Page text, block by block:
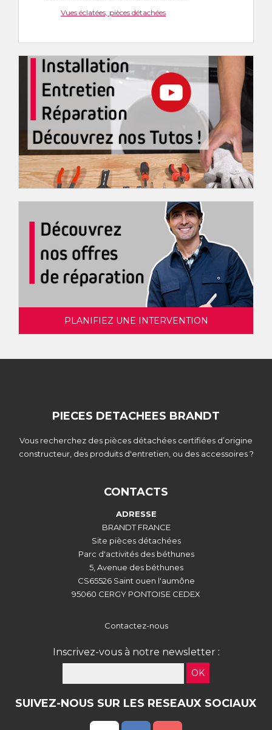
Vues éclatées, pièces détachées
PLANIFIEZ UNE INTERVENTION
PIECES DETACHEES BRANDT
Vous recherchez des pièces détachées certifiées d’origine
constructeur, des produits d'entretien, ou des accessoires ?
CONTACTS
ADRESSE
BRANDT FRANCE
Site pièces détachées
Parc d'activités des béthunes
5, Avenue des béthunes
CS65526 Saint ouen l'aumône
95060 CERGY PONTOISE CEDEX
Contactez-nous
Inscrivez-vous à notre newsletter :
OK
SUIVEZ-NOUS SUR LES RESEAUX SOCIAUX